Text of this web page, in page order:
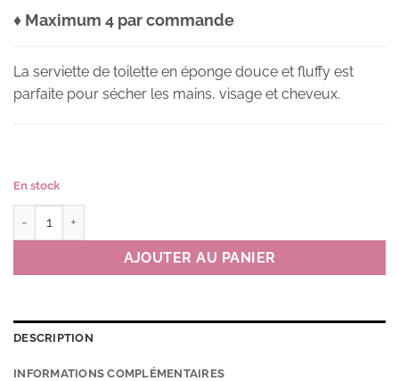
♦ Maximum 4 par commande
La serviette de toilette en éponge douce et fluffy est
parfaite pour sécher les mains, visage et cheveux.
En stock
AJOUTER AU PANIER
DESCRIPTION
INFORMATIONS COMPLÉMENTAIRES